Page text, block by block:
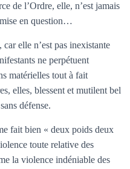
de l’Ordre, elle, n’est jamais
en question…
elle n’est pas inexistante
ne perpétuent
matérielles tout à fait
elles, blessent et mutilent bel
défense.
fait bien « deux poids deux
toute relative des
la violence indéniable des